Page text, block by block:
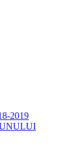
2019